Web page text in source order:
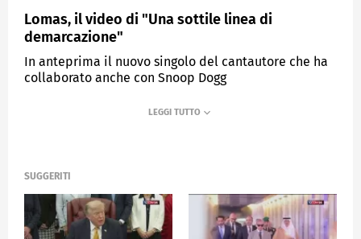
Lomas, il video di "Una sottile linea di
demarcazione"
In anteprima il nuovo singolo del cantautore che ha
collaborato anche con Snoop Dogg
TGCOM24
SUGGERITI